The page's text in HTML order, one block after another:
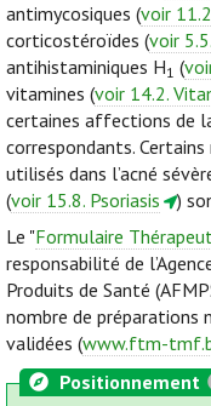
antimycosiques (voir
corticostéroïdes (voir
antihistaminiques H1 (
vitamines (voir 14.2.
certaines affections de
correspondants.
utilisés dans l’acné
(voir 15.8. Psoriasis
)
Le "Formulaire
responsabilité de
Produits de Santé
nombre de préparations
validées (www.ftm-
Positionnement